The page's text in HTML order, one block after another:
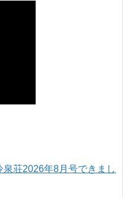
泉荘2026年8月号できまし